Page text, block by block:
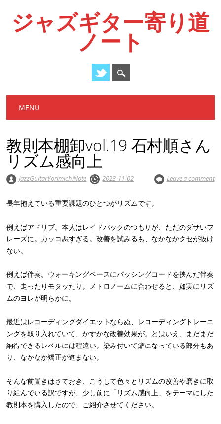
ジャズギター寄り道
ノート
Main menu
MENU
教則本棚卸vol.19 石村順さん
リズム感向上
JazzGuitarYorimichiNote 2023-11-02 Leave a comment
長年抱えている重要課題のひとつがリズムです。
例えばアドリブ。本人はレイドバックのつもりが、ただのダサいフ
レーズに。カッコ悪すぎる。改善を試みるも、なかなかクセが抜け
ない。
例えば伴奏。ウォーキングベースにパッシングコードを挟んだ伴奏
で、走ったりモタッたり。メトロノームに合わせると、如実にリズ
ムのヨレが明らかに。
最近はレコーディングダイエットならぬ、レコーディングトレーニ
ングを取り入れていて、かすかな改善効果が。とはいえ、まだまだ
納得できるレベルには程遠い。染み付いて癖になっている部分もあ
り、なかなか矯正が進まない。
そんな前置きはさておき、こうして色々とリズムの改善や磨きに取
り組んでいる訳ですが、少し前に「リズム感向上」をテーマにした
教則本を購入したので、ご紹介させてください。